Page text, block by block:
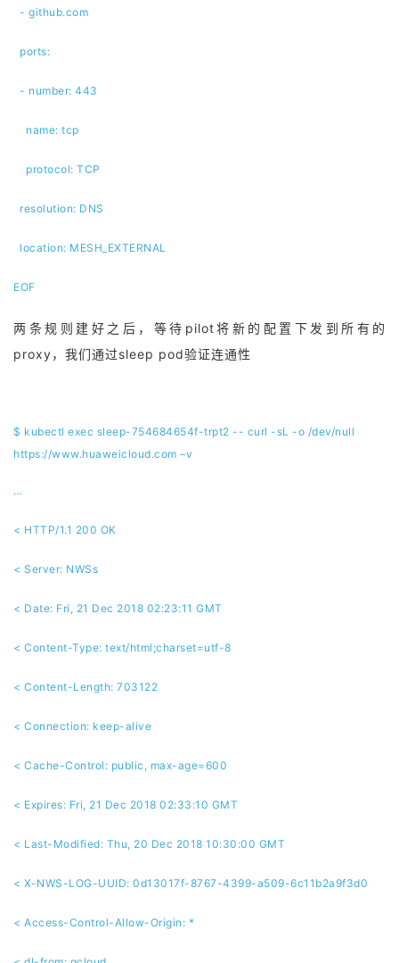
- github.com
ports:
- number: 443
name: tcp
protocol: TCP
resolution: DNS
location: MESH_EXTERNAL
EOF
两条规则建好之后，等待pilot将新的配置下发到所有的
proxy，我们通过sleep pod验证连通性
$ kubectl exec sleep-754684654f-trpt2 -- curl -sL -o /dev/null
https://www.huaweicloud.com –v
…
< HTTP/1.1 200 OK
< Server: NWSs
< Date: Fri, 21 Dec 2018 02:23:11 GMT
< Content-Type: text/html;charset=utf-8
< Content-Length: 703122
< Connection: keep-alive
< Cache-Control: public, max-age=600
< Expires: Fri, 21 Dec 2018 02:33:10 GMT
< Last-Modified: Thu, 20 Dec 2018 10:30:00 GMT
< X-NWS-LOG-UUID: 0d13017f-8767-4399-a509-6c11b2a9f3d0
< Access-Control-Allow-Origin: *